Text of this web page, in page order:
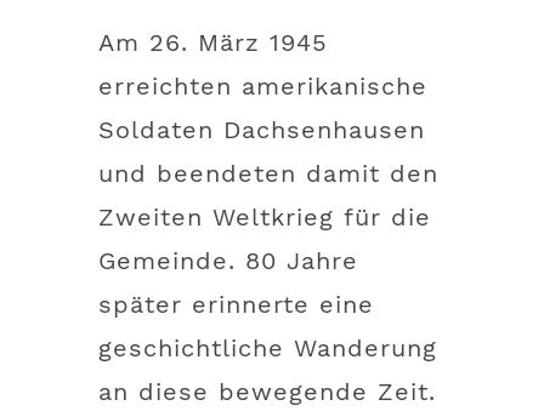
Am 26. März 1945
erreichten amerikanische
Soldaten Dachsenhausen
und beendeten damit den
Zweiten Weltkrieg für die
Gemeinde. 80 Jahre
später erinnerte eine
geschichtliche Wanderung
an diese bewegende Zeit.